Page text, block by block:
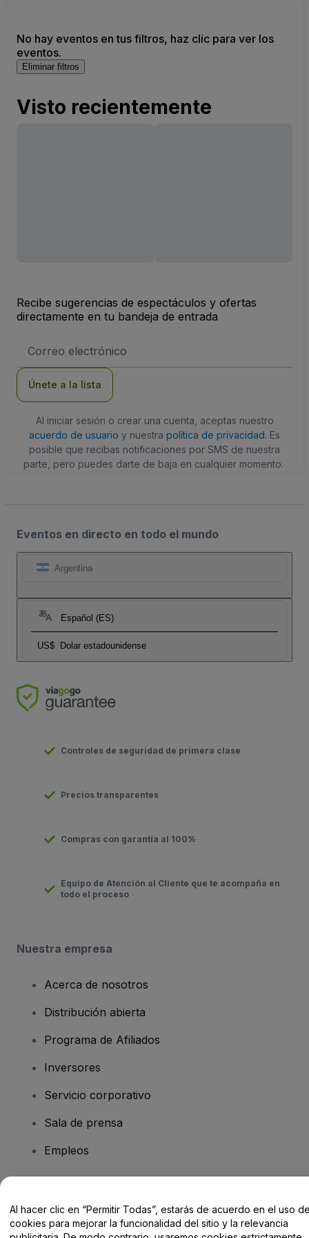
No hay eventos en tus filtros, haz clic para ver los
eventos.
Eliminar filtros
Visto recientemente
Recibe sugerencias de espectáculos y ofertas
directamente en tu bandeja de entrada
de
Únete a la lista
Al iniciar sesión o crear una cuenta, aceptas nuestro
acuerdo de usuario y nuestra política de privacidad. Es
posible que recibas notificaciones por SMS de nuestra
parte, pero puedes darte de baja en cualquier momento.
Eventos en directo en todo el mundo
Argentina
Español (ES)
US$ Dolar estadounidense
Controles de seguridad de primera clase
Precios transparentes
Compras con garantía al 100%
Equipo de Atención al Cliente que te acompaña en
todo el proceso
Nuestra empresa
Acerca de nosotros
Distribución abierta
Programa de Afiliados
Inversores
Servicio corporativo
Sala de prensa
Empleos
Centro de Ayuda / Contacto
Al hacer clic en “Permitir Todas”, estarás de acuerdo en el uso
cookies para mejorar la funcionalidad del sitio y la relevancia